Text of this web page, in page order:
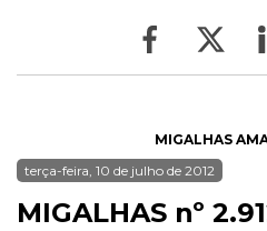
MIGALHAS
terça-feira, 10 de julho de 2012
MIGALHAS nº